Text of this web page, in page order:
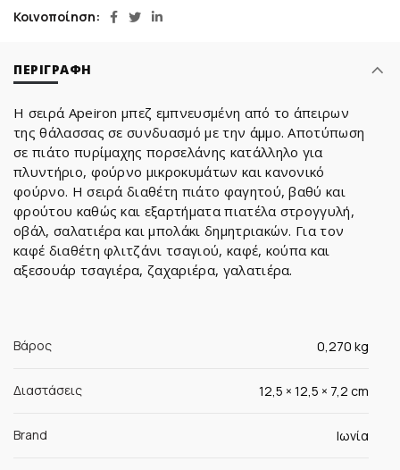
Κοινοποίηση
ΠΕΡΙΓΡΑΦΉ
Η σειρά Apeiron μπεζ εμπνευσμένη από το άπειρων
της θάλασσας σε συνδυασμό με την άμμο. Αποτύπωση
σε πιάτο πυρίμαχης πορσελάνης κατάλληλο για
πλυντήριο, φούρνο μικροκυμάτων και κανονικό
φούρνο. Η σειρά διαθέτη πιάτο φαγητού, βαθύ και
φρούτου καθώς και εξαρτήματα πιατέλα στρογγυλή,
οβάλ, σαλατιέρα και μπολάκι δημητριακών. Για τον
καφέ διαθέτη φλιτζάνι τσαγιού, καφέ, κούπα και
αξεσουάρ τσαγιέρα, ζαχαριέρα, γαλατιέρα.
Βάρος 0,270 kg
Διαστάσεις 12,5 × 12,5 × 7,2 cm
Brand Ιωνία